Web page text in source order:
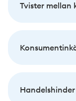
Tvister mellan